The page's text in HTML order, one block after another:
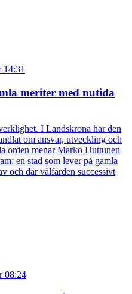
14:31
meriter med nutida
I Landskrona har den
om ansvar, utveckling och
orden menar Marko Huttunen
en stad som lever på gamla
och där välfärden successivt
08:24